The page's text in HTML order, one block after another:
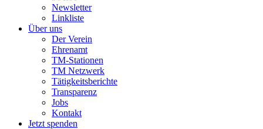
Newsletter
Linkliste
Über uns
Der Verein
Ehrenamt
TM-Stationen
TM Netzwerk
Tätigkeitsberichte
Transparenz
Jobs
Kontakt
Jetzt spenden